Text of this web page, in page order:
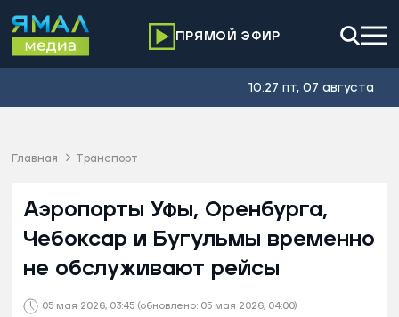
ПРЯМОЙ ЭФИР
10:27 пт, 07 августа
Главная Транспорт
05 мая 2026, 03:45 (обновлено: 05 мая 2026, 04:00)
Аэропорты Уфы, Оренбурга,
Чебоксар и Бугульмы временно
не обслуживают рейсы